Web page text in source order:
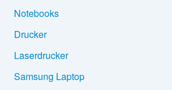
Notebooks
Drucker
Laserdrucker
Samsung Laptop